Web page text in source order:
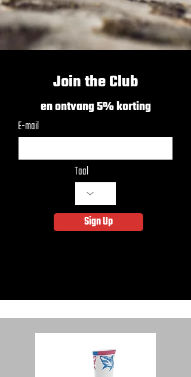
Join the Club
en ontvang 5% korting
E-mail
Taal
Sign Up